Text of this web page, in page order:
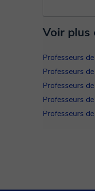
Voir plus
Professeurs
Professeurs
Professeurs
Professeurs
Professeurs